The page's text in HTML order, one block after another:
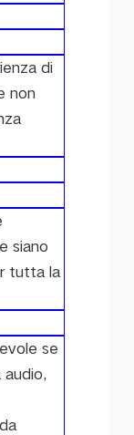
di
non
siano
tutta la
se
audio,